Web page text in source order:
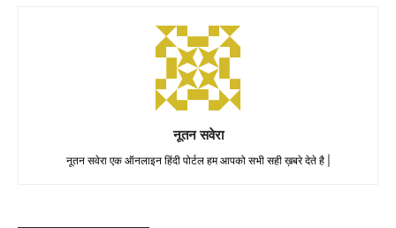
नूतन सवेरा
नूतन सवेरा एक ऑनलाइन हिंदी पोर्टल हम आपको सभी सही ख़बरे देते है |